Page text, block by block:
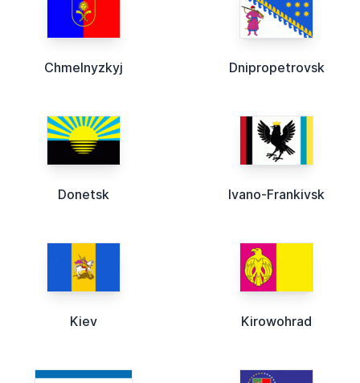
Chmelnyzkyj Dnipropetrovsk
Donetsk Ivano-Frankivsk
Kiev Kirowohrad